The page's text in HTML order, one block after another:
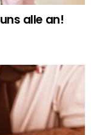
alle an!